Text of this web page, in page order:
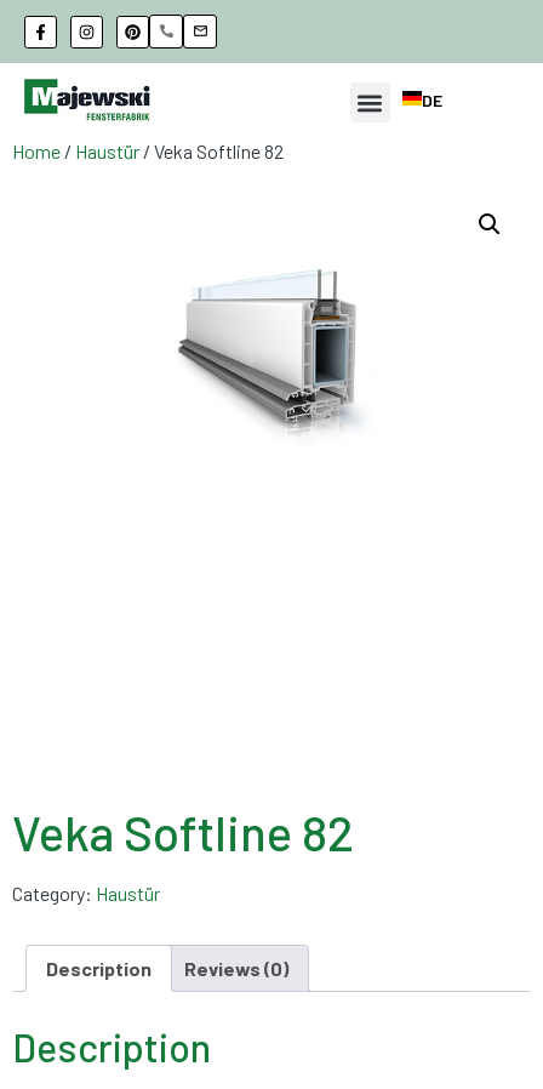
DE
Home / Haustür / Veka Softline 82
Veka Softline 82
Category: Haustür
Description Reviews (0)
Description